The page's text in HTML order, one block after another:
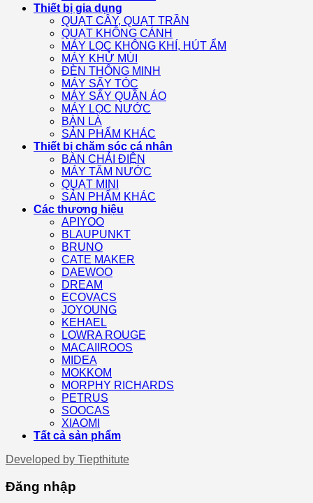
Thiết bị gia dụng
QUẠT CÂY, QUẠT TRẦN
QUẠT KHÔNG CÁNH
MÁY LỌC KHÔNG KHÍ, HÚT ẨM
MÁY KHỬ MÙI
ĐÈN THÔNG MINH
MÁY SẤY TÓC
MÁY SẤY QUẦN ÁO
MÁY LỌC NƯỚC
BÀN LÀ
SẢN PHẨM KHÁC
Thiết bị chăm sóc cá nhân
BÀN CHẢI ĐIỆN
MÁY TĂM NƯỚC
QUẠT MINI
SẢN PHẨM KHÁC
Các thương hiệu
APIYOO
BLAUPUNKT
BRUNO
CATE MAKER
DAEWOO
DREAM
ECOVACS
JOYOUNG
KEHAEL
LOWRA ROUGE
MACAIIROOS
MIDEA
MOKKOM
MORPHY RICHARDS
PETRUS
SOOCAS
XIAOMI
Tất cả sản phẩm
Developed by Tiepthitute
Đăng nhập